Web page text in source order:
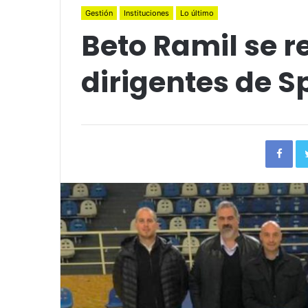
Gestión Instituciones Lo último
Beto Ramil se
dirigentes de